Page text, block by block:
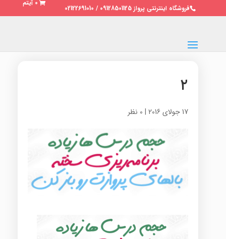
فروشگاه اینترنتی پرواز 09128501125 / 02122691010
0 آیتم
۲
17 جولای 2016 | 0 نظر